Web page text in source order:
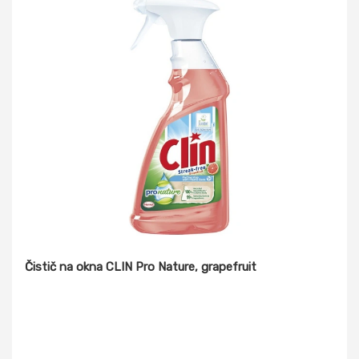
Čistič na okna CLIN Pro Nature, grapefruit